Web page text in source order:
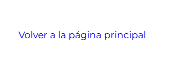
Volver a la página principal